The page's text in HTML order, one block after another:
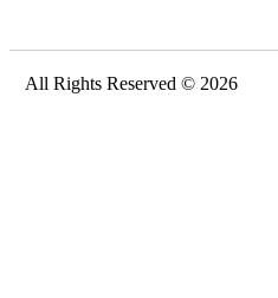
All Rights Reserved © 2026